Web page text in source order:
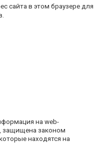
сайта в этом браузере для
на web-
защищена законом
находятся на